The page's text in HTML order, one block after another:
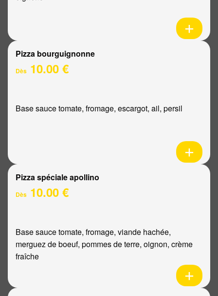
Pizza bourguignonne
Dès 10.00 €
Base sauce tomate, fromage, escargot, ail, persil
Pizza spéciale apollino
Dès 10.00 €
Base sauce tomate, fromage, viande hachée,
merguez de boeuf, pommes de terre, oignon, crème
fraîche